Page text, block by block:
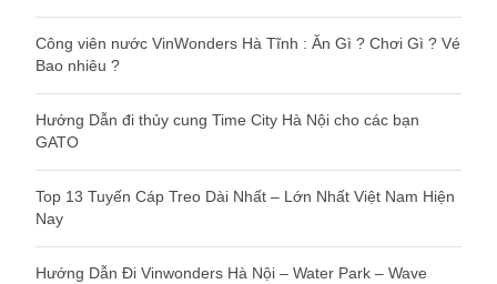
Công viên nước VinWonders Hà Tĩnh : Ăn Gì ? Chơi Gì ? Vé
Bao nhiêu ?
Hướng Dẫn đi thủy cung Time City Hà Nội cho các bạn
GATO
Top 13 Tuyến Cáp Treo Dài Nhất – Lớn Nhất Việt Nam Hiện
Nay
Hướng Dẫn Đi Vinwonders Hà Nội – Water Park – Wave